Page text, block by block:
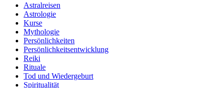
Astralreisen
Astrologie
Kurse
Mythologie
Persönlichkeiten
Persönlichkeitsentwicklung
Reiki
Rituale
Tod und Wiedergeburt
Spiritualität